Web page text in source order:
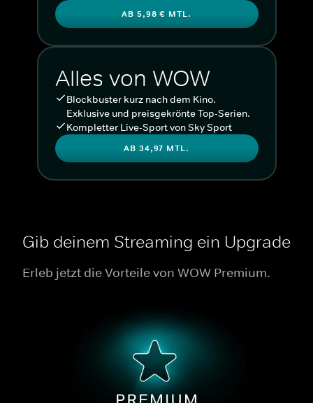
AB 5,98 € MTL.
Alles von WOW
Blockbuster kurz nach dem Kino.
Exklusive und preisgekrönte Top-Serien.
Kompletter Live-Sport von Sky Sport
AB 34,97 MTL.
Gib deinem Streaming ein Upgrade
Erleb jetzt die Vorteile von WOW Premium.